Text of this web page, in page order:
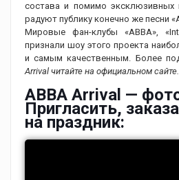
состава и помимо
радуют публику конечно же песни
Мировые фан-клубы «ABBA»,
признали шоу этого проекта
и самым качественным. Более
Arrival читайте на официальном сайте.
ABBA Arrival —
Пригласить,
на праздник: